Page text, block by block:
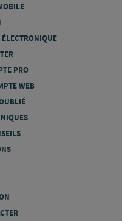
ÉLECTRONIQUE
PRO
WEB